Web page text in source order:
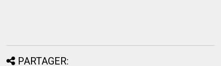
PARTAGER: